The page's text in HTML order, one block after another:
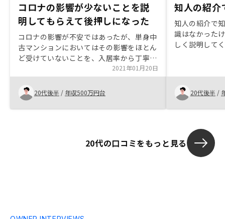
コロナの影響が少ないことを説
明してもらえて後押しになった
コロナの影響が不安ではあったが、単身中
古マンションにおいてはその影響をほとん
ど受けていないことを、入居率から丁寧に
説明いただき、後押しとなった。2021年01月20日
20代後半 / 年収500万円台
知人の紹介
知人の紹介で
識はなかった
しく説明して
20代後半 /
20代の口コミをもっと見る